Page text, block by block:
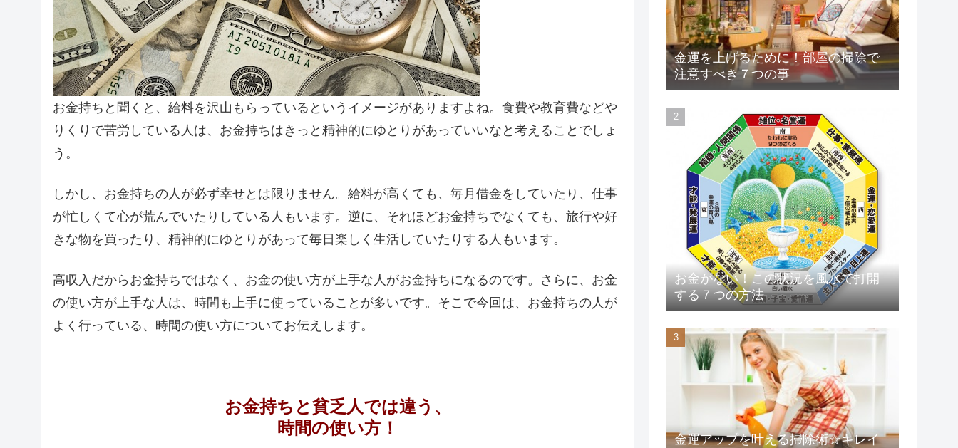
お金持ちと聞くと、給料を沢山もらっているというイメージがありますよね。食費や教育費などや
りくりで苦労している人は、お金持ちはきっと精神的にゆとりがあっていいなと考えることでしょ
う。
しかし、お金持ちの人が必ず幸せとは限りません。給料が高くても、毎月借金をしていたり、仕事
が忙しくて心が荒んでいたりしている人もいます。逆に、それほどお金持ちでなくても、旅行や好
きな物を買ったり、精神的にゆとりがあって毎日楽しく生活していたりする人もいます。
高収入だからお金持ちではなく、お金の使い方が上手な人がお金持ちになるのです。さらに、お金
の使い方が上手な人は、時間も上手に使っていることが多いです。そこで今回は、お金持ちの人が
よく行っている、時間の使い方についてお伝えします。
お金持ちと貧乏人では違う、
時間の使い方！
金運を上げるために！部屋の掃除で
注意すべき７つの事
お金がない！この状況を風水で打開
する７つの方法
金運アップを叶える掃除術☆キレイ